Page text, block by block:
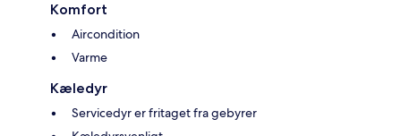
Komfort
Aircondition
Varme
Kæledyr
Servicedyr er fritaget fra gebyrer